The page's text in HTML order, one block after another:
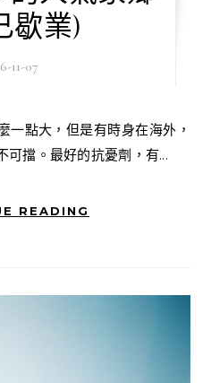
歇業)
11-07
可擋。最好的抗憂劑，有...
READING